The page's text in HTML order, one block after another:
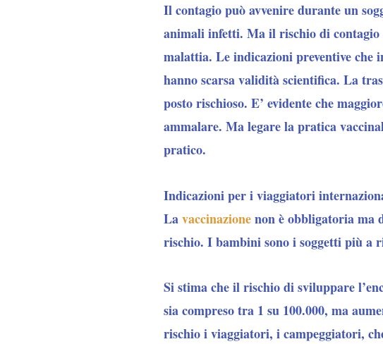
Il contagio può avvenire durante un
animali infetti. Ma il rischio di contagio
malattia. Le indicazioni preventive che
hanno scarsa validità scientifica. La
posto rischioso. E’ evidente che
ammalare. Ma legare la pratica
pratico.
Indicazioni per i viaggiatori
Lavaccinazionenon è obbligatoria ma
rischio. I bambini sono i soggetti più a
Si stima che il rischio di sviluppare
sia compreso tra 1 su 100.000, ma
rischio i viaggiatori, i campeggiatori,